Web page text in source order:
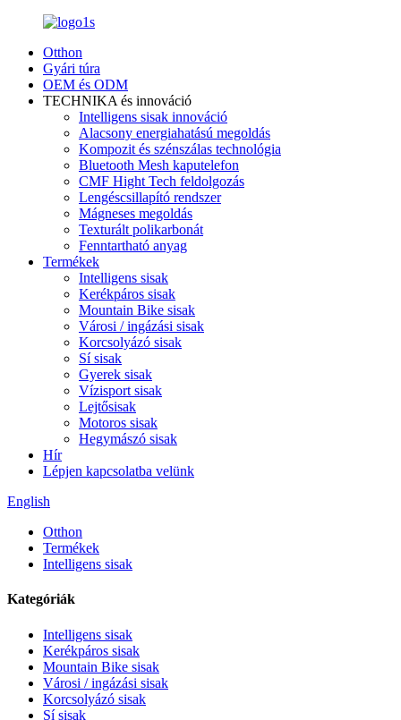
Otthon
Gyári túra
OEM és ODM
TECHNIKA és innováció
Intelligens sisak innováció
Alacsony energiahatású megoldás
Kompozit és szénszálas technológia
Bluetooth Mesh kaputelefon
CMF Hight Tech feldolgozás
Lengéscsillapító rendszer
Mágneses megoldás
Texturált polikarbonát
Fenntartható anyag
Termékek
Intelligens sisak
Kerékpáros sisak
Mountain Bike sisak
Városi / ingázási sisak
Korcsolyázó sisak
Sí sisak
Gyerek sisak
Vízisport sisak
Lejtősisak
Motoros sisak
Hegymászó sisak
Hír
Lépjen kapcsolatba velünk
English
Otthon
Termékek
Intelligens sisak
Kategóriák
Intelligens sisak
Kerékpáros sisak
Mountain Bike sisak
Városi / ingázási sisak
Korcsolyázó sisak
Sí sisak